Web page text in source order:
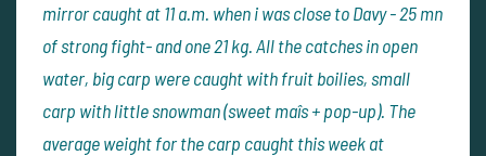
mirror caught at 11 a.m. when i was close to Davy - 25 mn
of strong fight- and one 21 kg. All the catches in open
water, big carp were caught with fruit boilies, small
carp with little snowman (sweet maîs + pop-up). The
average weight for the carp caught this week at